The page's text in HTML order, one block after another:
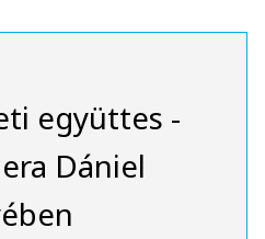
együttes -
Dániel